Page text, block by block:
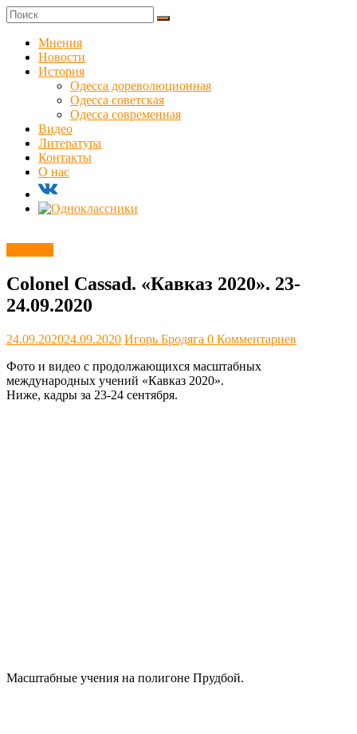
Skip
to
content
Куликовец
Сайт
одесского
сопротивления
Мнения
Новости
История
Одесса дореволюционная
Одесса советская
Одесса современная
Видео
Литература
Контакты
О нас
Colonel Cassad. «Кавказ 2020». 23-
24.09.2020
24.09.202024.09.2020 Игорь Бродяга 0 Комментариев
Фото и видео с продолжающихся масштабных
международных учений «Кавказ 2020».
Ниже, кадры за 23-24 сентября.
Масштабные учения на полигоне Прудбой.